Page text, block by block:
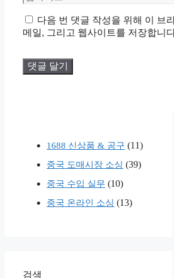
다음 번 댓글 작성을 위해 이 브
메일, 그리고 웹사이트를 저장합니
1688 신상품 & 공구 (11)
중국 도매시장 소싱 (39)
중국 수입 실무 (10)
중국 온라인 소싱 (13)
검색